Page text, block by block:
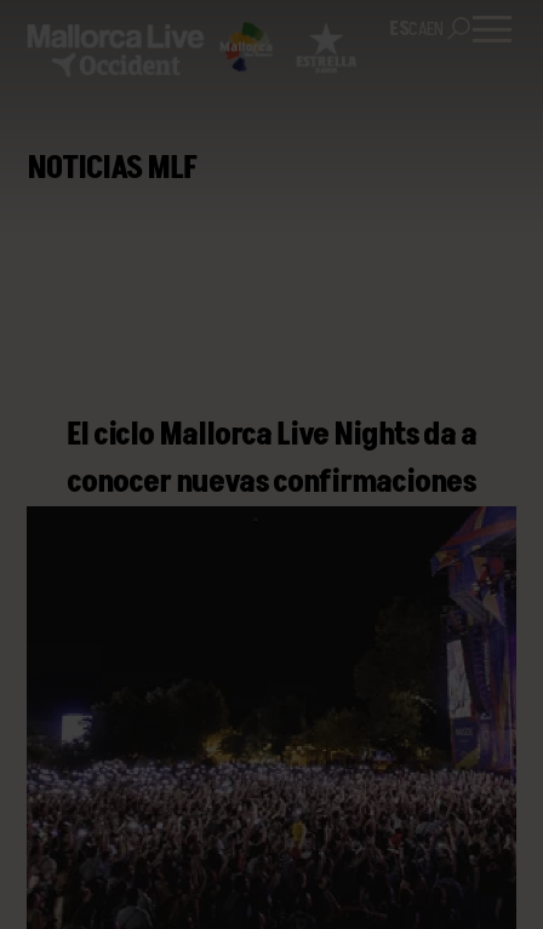
NOTICIAS MLF
El ciclo Mallorca Live Nights da a
conocer nuevas confirmaciones